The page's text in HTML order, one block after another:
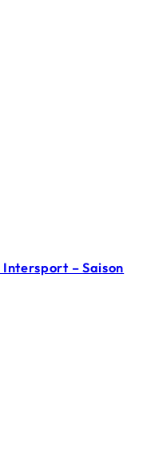
– Saison